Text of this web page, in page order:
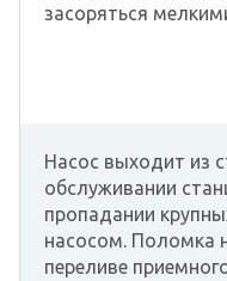
засоряться
Насос выходит из
обслуживании
пропадании
насосом. Поломка
переливе